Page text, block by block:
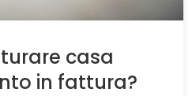
casa
in fattura?